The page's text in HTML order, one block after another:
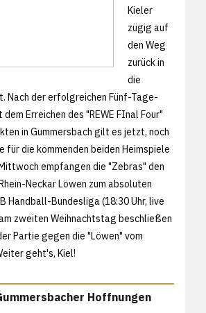
Kieler
zügig auf
den Weg
zurück in
die
Nach der erfolgreichen Fünf-Tage-
Erreichen des "REWE FInal Four"
in Gummersbach gilt es jetzt, noch
für die kommenden beiden Heimspiele
empfangen die "Zebras" den
Neckar Löwen zum absoluten
Handball-Bundesliga (18:30 Uhr, live
zweiten Weihnachtstag beschließen
Partie gegen die "Löwen" vom
geht's, Kiel!
Hoffnungen